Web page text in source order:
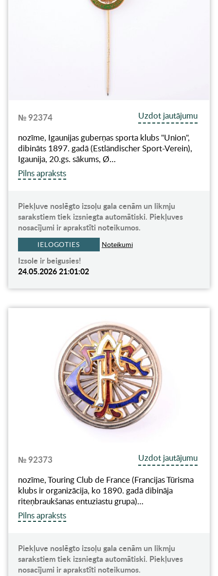
№ 92374
Uzdot jautājumu
nozīme, Igaunijas guberņas sporta klubs "Union",
dibināts 1897. gadā (Estländischer Sport-Verein),
Igaunija, 20.gs. sākums, Ø…
Pilns apraksts
Piekļuve noslēgto izsoļu gala cenām un likmju
sarakstiem tiek izsniegta automātiski. Piekļuves
nosacījumi ir aprakstīti noteikumos.
IELOGOTIES Noteikumi
Izsole ir beigusies!
24.05.2026 21:01:02
№ 92373
Uzdot jautājumu
nozīme, Touring Club de France (Francijas Tūrisma
klubs ir organizācija, ko 1890. gadā dibināja
riteņbraukšanas entuziastu grupa)…
Pilns apraksts
Piekļuve noslēgto izsoļu gala cenām un likmju
sarakstiem tiek izsniegta automātiski. Piekļuves
nosacījumi ir aprakstīti noteikumos.